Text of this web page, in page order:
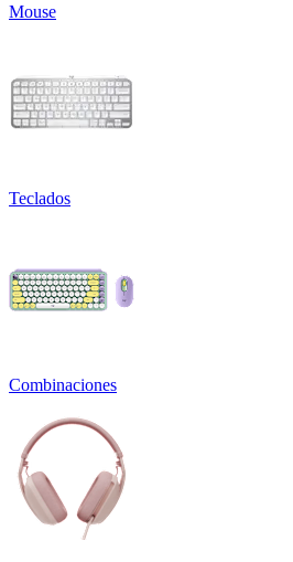
Mouse
Teclados
Combinaciones